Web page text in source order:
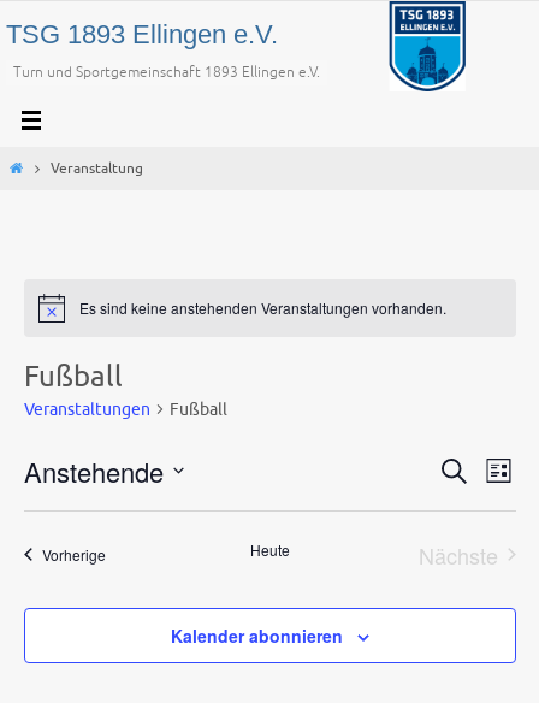
Inhalt
springen
TSG 1893 Ellingen e.V.
Turn und Sportgemeinschaft 1893 Ellingen e.V.
StartVeranstaltung
Es sind keine anstehenden Veranstaltungen vorhanden.
Fußball
Veranstaltungen Fußball
Ansichten,
SucheListe
Anstehende
Datum
VorherigeVeranstaltungen Heute
Nächste
Kalender abonnieren